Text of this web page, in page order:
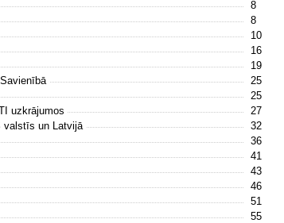
8
8
10
16
19
25
25
uzkrājumos
27
valstīs un Latvijā
32
36
41
43
46
51
55